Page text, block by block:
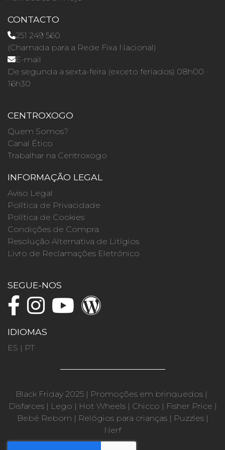
CONTACTO
251 249 560
(Chamada para a Rede Fixa Nacional)
E-mail
De segunda a sexta-feira (exceto feriados) 08h00 ·
16h30
CENTROXOGO
Quem Somos?
Canal Ético
Trabalhar na Centroxogo
INFORMAÇÃO LEGAL
Aviso Legal
Política de Privacidade
Política de Cookies
Condições de Compra
Resolução Alternativa de Litígios
Livro de Reclamações Eletrónico
SEGUE-NOS
IDIOMAS
ES | PT
Black Friday 2025 | Promoções em brinquedos |
Disfarces| Lego | Hot Wheels| Chicco | Fisher Price |
Bebé Reborn | Relógios para crianças| Puzzles|
Nerf